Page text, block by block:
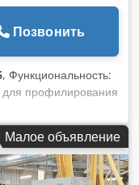
Позвонить
, Функциональность:
профилирования
пилы 2+2.
длина: 160–800 мм.
Ahlsr
Малое объявление